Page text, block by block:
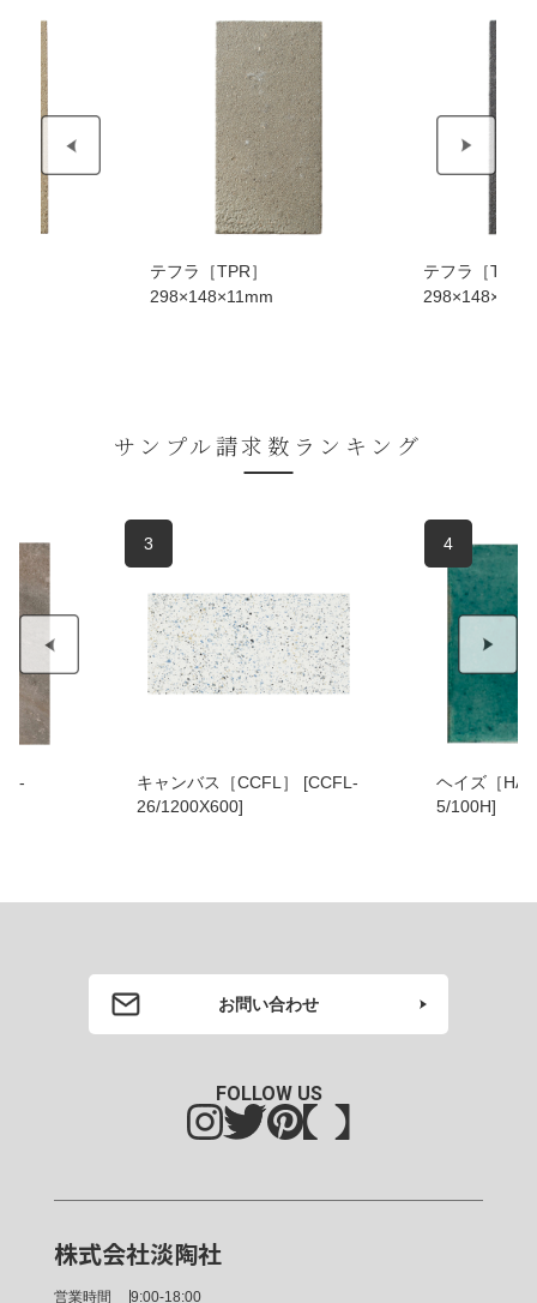
テフラ［TPR］
298×148×11mm
テフラ［TPR
サンプル請求数ランキング
3
キャンバス［CCFL］ [CCFL-
26/1200X600]
4
ヘイズ［HAZ］
5/100H]
お問い合わせ
株式会社淡陶社
営業時間 9:00-18:00
FOLLOW US